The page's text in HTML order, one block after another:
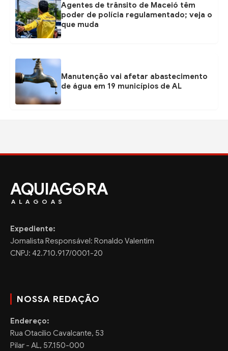
Agentes de trânsito de Maceió têm
poder de polícia regulamentado; veja o
que muda
Manutenção vai afetar abastecimento
de água em 19 municípios de AL
AQUIAG RA
ALAGOAS
Expediente:
Jornalista Responsável: Ronaldo Valentim
CNPJ: 42.710.917/0001-20
NOSSA REDAÇÃO
Endereço:
Rua Otacilio Cavalcante, 53
Pilar - AL, 57.150-000